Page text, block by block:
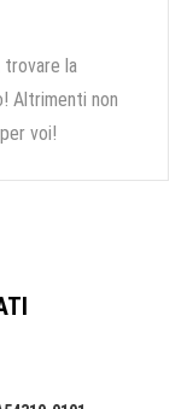
la
Altrimenti non
voi!